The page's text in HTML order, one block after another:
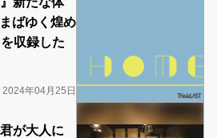
ばゆく煌め
収録した
2024年04月25日
が大人に